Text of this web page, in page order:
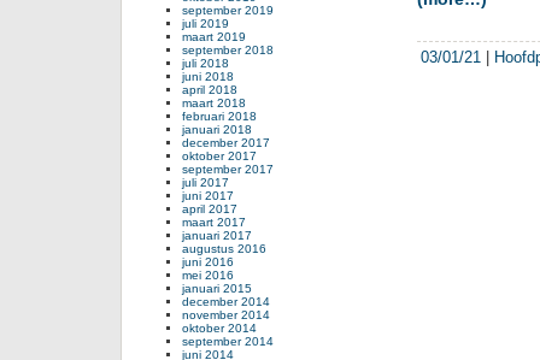
03/01/21 |
september 2019
juli 2019
maart 2019
september 2018
juli 2018
juni 2018
april 2018
maart 2018
februari 2018
januari 2018
december 2017
oktober 2017
september 2017
juli 2017
juni 2017
april 2017
maart 2017
januari 2017
augustus 2016
juni 2016
mei 2016
januari 2015
december 2014
november 2014
oktober 2014
september 2014
juni 2014